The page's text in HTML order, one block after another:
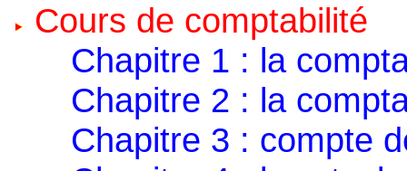
Cours de comptabilité
Chapitre 1 : la
Chapitre 2 : la
Chapitre 3 : compte